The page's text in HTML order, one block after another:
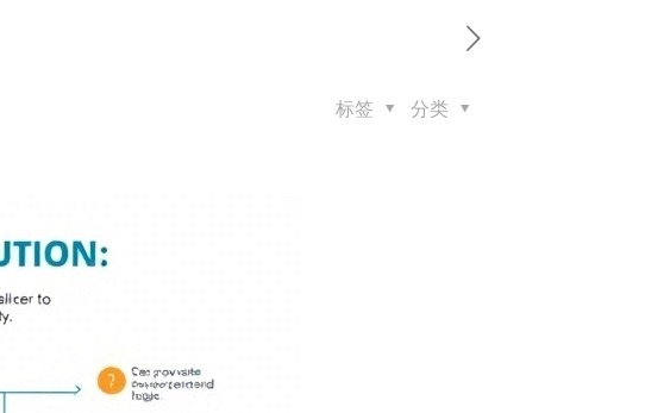
分类
标签